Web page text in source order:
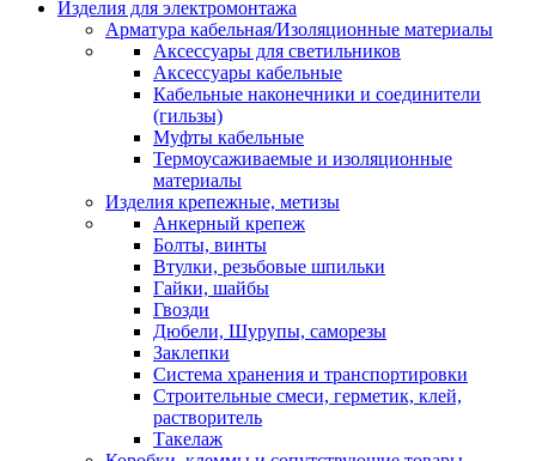
Изделия для электромонтажа
Арматура кабельная/Изоляционные материалы
Аксессуары для светильников
Аксессуары кабельные
Кабельные наконечники и соединители
(гильзы)
Муфты кабельные
Термоусаживаемые и изоляционные
материалы
Изделия крепежные, метизы
Анкерный крепеж
Болты, винты
Втулки, резьбовые шпильки
Гайки, шайбы
Гвозди
Дюбели, Шурупы, саморезы
Заклепки
Система хранения и транспортировки
Строительные смеси, герметик, клей,
растворитель
Такелаж